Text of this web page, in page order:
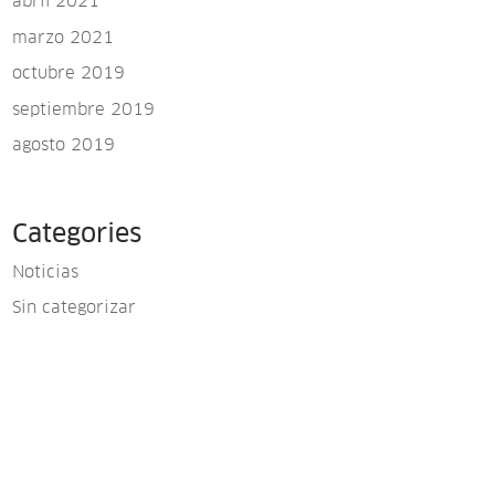
marzo 2021
octubre 2019
septiembre 2019
agosto 2019
Categories
Noticias
Sin categorizar